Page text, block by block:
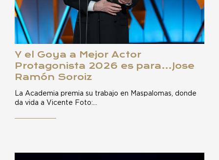
Y el Goya a Mejor Actor
Protagonista 2026 es para…Jose
Ramón Soroiz
La Academia premia su trabajo en Maspalomas, donde
da vida a Vicente Foto:…